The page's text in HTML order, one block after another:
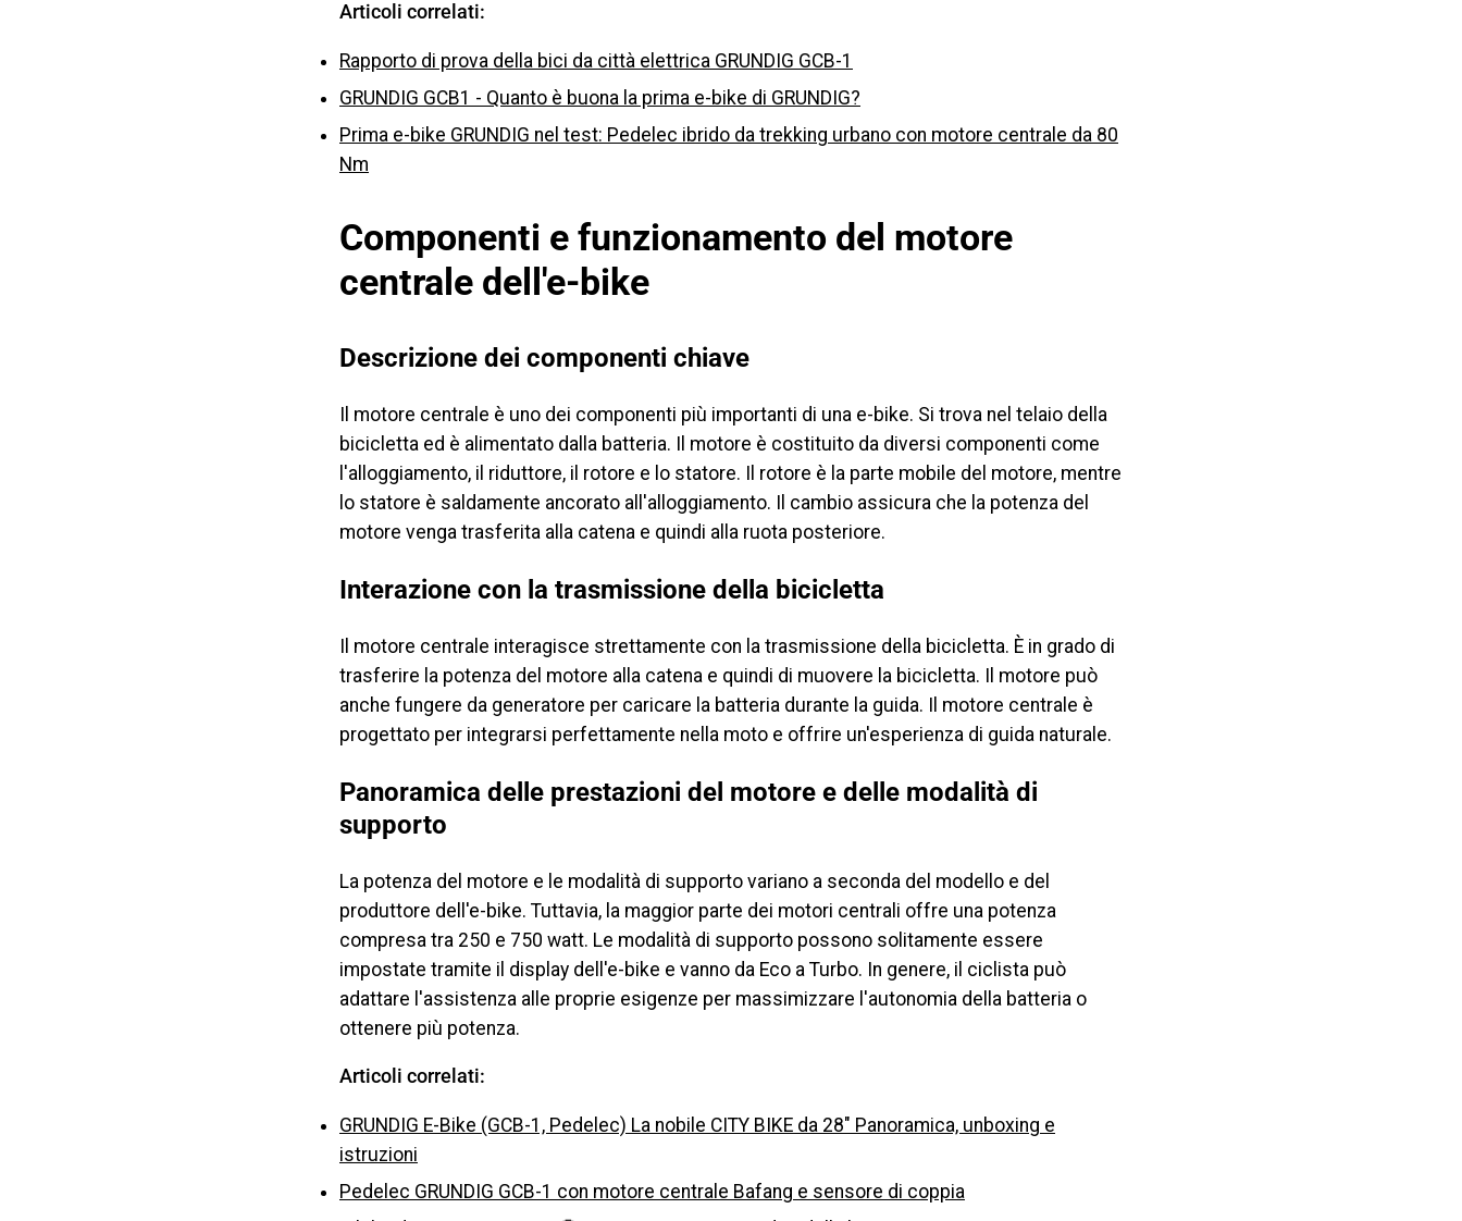
Articoli correlati:
Rapporto di prova della bici da città elettrica GRUNDIG GCB-1
GRUNDIG GCB1 - Quanto è buona la prima e-bike di GRUNDIG?
Prima e-bike GRUNDIG nel test: Pedelec ibrido da trekking urbano con motore centrale da 80
Nm
Componenti e funzionamento del motore
centrale dell'e-bike
Descrizione dei componenti chiave
Il motore centrale è uno dei componenti più importanti di una e-bike. Si trova nel telaio della
bicicletta ed è alimentato dalla batteria. Il motore è costituito da diversi componenti come
l'alloggiamento, il riduttore, il rotore e lo statore. Il rotore è la parte mobile del motore, mentre
lo statore è saldamente ancorato all'alloggiamento. Il cambio assicura che la potenza del
motore venga trasferita alla catena e quindi alla ruota posteriore.
Interazione con la trasmissione della bicicletta
Il motore centrale interagisce strettamente con la trasmissione della bicicletta. È in grado di
trasferire la potenza del motore alla catena e quindi di muovere la bicicletta. Il motore può
anche fungere da generatore per caricare la batteria durante la guida. Il motore centrale è
progettato per integrarsi perfettamente nella moto e offrire un'esperienza di guida naturale.
Panoramica delle prestazioni del motore e delle modalità di
supporto
La potenza del motore e le modalità di supporto variano a seconda del modello e del
produttore dell'e-bike. Tuttavia, la maggior parte dei motori centrali offre una potenza
compresa tra 250 e 750 watt. Le modalità di supporto possono solitamente essere
impostate tramite il display dell'e-bike e vanno da Eco a Turbo. In genere, il ciclista può
adattare l'assistenza alle proprie esigenze per massimizzare l'autonomia della batteria o
ottenere più potenza.
Articoli correlati:
GRUNDIG E-Bike (GCB-1, Pedelec) La nobile CITY BIKE da 28″ Panoramica, unboxing e
istruzioni
Pedelec GRUNDIG GCB-1 con motore centrale Bafang e sensore di coppia